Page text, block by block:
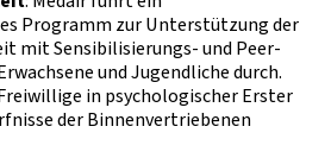
Programm zur Unterstützung der
mit Sensibilisierungs- und Peer-
und Jugendliche durch.
in psychologischer Erster
der Binnenvertriebenen